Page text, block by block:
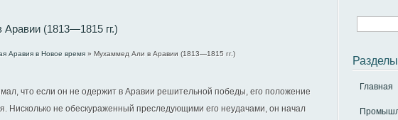
(1813—1815 гг.)
Аравия в Новое время » Мухаммед Али в Аравии (1813—1815 гг.)
что если он не одержит в Аравии решительной победы, его положение
Нисколько не обескураженный преследующими его неудачами, он начал
Разделы
Главная